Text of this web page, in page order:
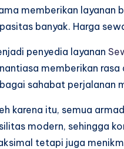
memberikan layanan
banyak. Harga
penyedia layanan
memberikan
sahabat perjalanan
karena itu, semua
modern, sehingga
tetapi juga